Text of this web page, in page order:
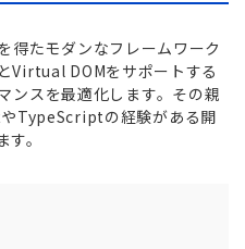
たモダンなフレームワーク
Virtual DOMをサポートする
ンスを最適化します。その親
TypeScriptの経験がある開
。